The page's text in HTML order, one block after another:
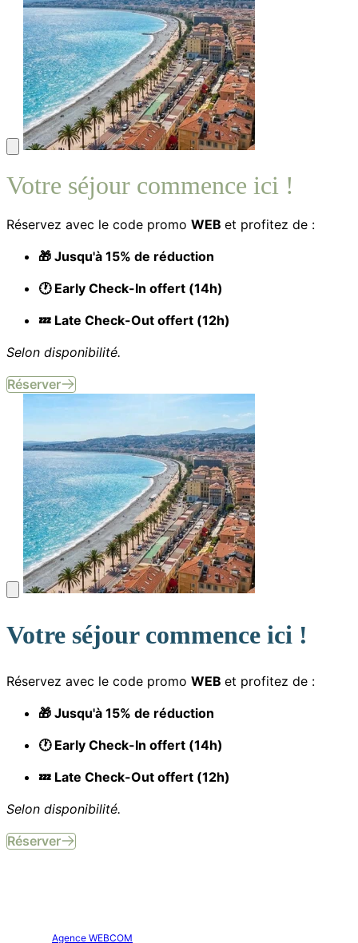
Votre séjour commence ici !
Réservez avec le code promo WEB et profitez de :
🎁 Jusqu'à 15% de réduction
🕐 Early Check-In offert (14h)
💤 Late Check-Out offert (12h)
Selon disponibilité.
Réserver
Votre séjour commence ici !
Réservez avec le code promo WEB et profitez de :
🎁 Jusqu'à 15% de réduction
🕐 Early Check-In offert (14h)
💤 Late Check-Out offert (12h)
Selon disponibilité.
Réserver
Agence WEBCOM